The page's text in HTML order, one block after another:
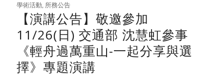
學術活動, 所務公告
【演講公告】敬邀參加
11/26(日) 交通部 沈慧虹參事
《輕舟過萬重山-一起分享與選
擇》專題演講